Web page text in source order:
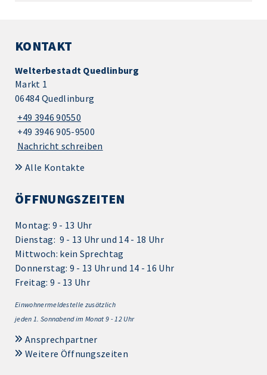
KONTAKT
Welterbestadt Quedlinburg
Markt 1
06484 Quedlinburg
+49 3946 90550
+49 3946 905-9500
Nachricht schreiben
Alle Kontakte
ÖFFNUNGSZEITEN
Montag: 9 - 13 Uhr
Dienstag: 9 - 13 Uhr und 14 - 18 Uhr
Mittwoch: kein Sprechtag
Donnerstag: 9 - 13 Uhr und 14 - 16 Uhr
Freitag: 9 - 13 Uhr
Einwohnermeldestelle zusätzlich
jeden 1. Sonnabend im Monat 9 - 12 Uhr
Ansprechpartner
Weitere Öffnungszeiten